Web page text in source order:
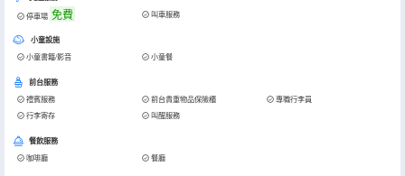
停車場 免費 叫車服務
小童設施
小童書籍/影音 小童餐
前台服務
禮賓服務 前台貴重物品保險櫃
專職行李員
行李寄存
叫醒服務
餐飲服務
咖啡廳 餐廳